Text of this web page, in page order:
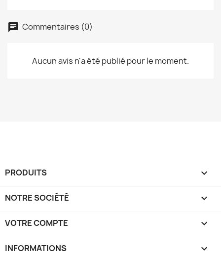
Commentaires (0)
Aucun avis n'a été publié pour le moment.
PRODUITS 
NOTRE SOCIÉTÉ 
VOTRE COMPTE 
INFORMATIONS keyboard_arrow_down